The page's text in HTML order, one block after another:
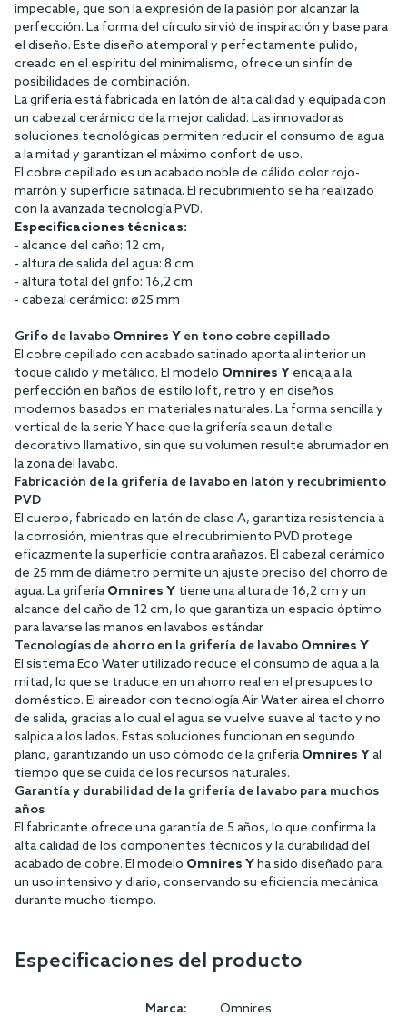
impecable, que son la expresión de la pasión por alcanzar la
perfección. La forma del círculo sirvió de inspiración y base para
el diseño. Este diseño atemporal y perfectamente pulido,
creado en el espíritu del minimalismo, ofrece un sinfín de
posibilidades de combinación.
La grifería está fabricada en latón de alta calidad y equipada con
un cabezal cerámico de la mejor calidad. Las innovadoras
soluciones tecnológicas permiten reducir el consumo de agua
a la mitad y garantizan el máximo confort de uso.
El cobre cepillado es un acabado noble de cálido color rojo-
marrón y superficie satinada. El recubrimiento se ha realizado
con la avanzada tecnología PVD.
Especificaciones técnicas:
- alcance del caño: 12 cm,
- altura de salida del agua: 8 cm
- altura total del grifo: 16,2 cm
- cabezal cerámico: ø25 mm
Grifo de lavabo Omnires Y en tono cobre cepillado
El cobre cepillado con acabado satinado aporta al interior un
toque cálido y metálico. El modelo Omnires Y encaja a la
perfección en baños de estilo loft, retro y en diseños
modernos basados en materiales naturales. La forma sencilla y
vertical de la serie Y hace que la grifería sea un detalle
decorativo llamativo, sin que su volumen resulte abrumador en
la zona del lavabo.
Fabricación de la grifería de lavabo en latón y recubrimiento
PVD
El cuerpo, fabricado en latón de clase A, garantiza resistencia a
la corrosión, mientras que el recubrimiento PVD protege
eficazmente la superficie contra arañazos. El cabezal cerámico
de 25 mm de diámetro permite un ajuste preciso del chorro de
agua. La grifería Omnires Y tiene una altura de 16,2 cm y un
alcance del caño de 12 cm, lo que garantiza un espacio óptimo
para lavarse las manos en lavabos estándar.
Tecnologías de ahorro en la grifería de lavabo Omnires Y
El sistema Eco Water utilizado reduce el consumo de agua a la
mitad, lo que se traduce en un ahorro real en el presupuesto
doméstico. El aireador con tecnología Air Water airea el chorro
de salida, gracias a lo cual el agua se vuelve suave al tacto y no
salpica a los lados. Estas soluciones funcionan en segundo
plano, garantizando un uso cómodo de la grifería Omnires Yal
tiempo que se cuida de los recursos naturales.
Garantía y durabilidad de la grifería de lavabo para muchos
años
El fabricante ofrece una garantía de 5 años, lo que confirma la
alta calidad de los componentes técnicos y la durabilidad del
acabado de cobre. El modelo Omnires Yha sido diseñado para
un uso intensivo y diario, conservando su eficiencia mecánica
durante mucho tiempo.
Especificaciones del producto
Marca: Omnires